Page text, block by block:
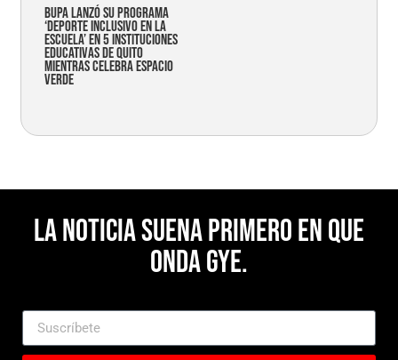
Bupa lanzó su programa
‘Deporte Inclusivo en la
Escuela’ en 5 instituciones
educativas de Quito
mientras celebra espacio
verde
La noticia suena primero en Que
Onda Gye.